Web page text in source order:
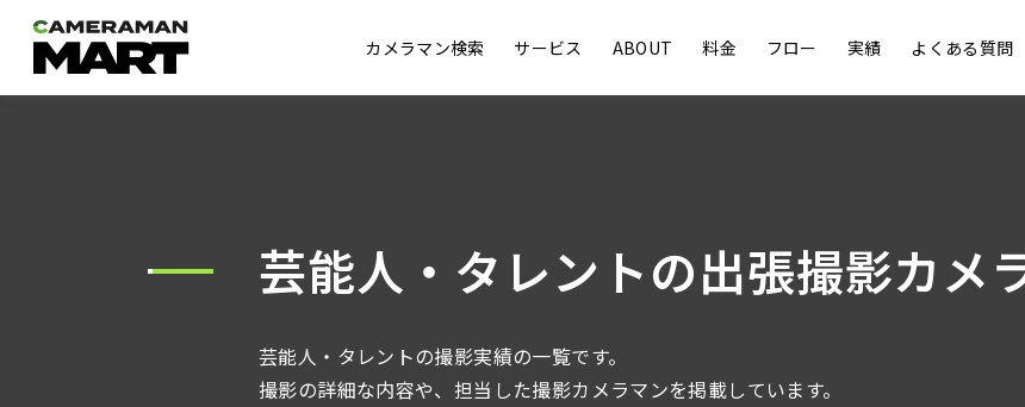
カメラマン検索 サービス ABOUT 料金 フロー 実績 よくある質問
芸能人・タレントの出張撮影カメ
芸能人・タレントの撮影実績の一覧です。
撮影の詳細な内容や、担当した撮影カメラマンを掲載しています。